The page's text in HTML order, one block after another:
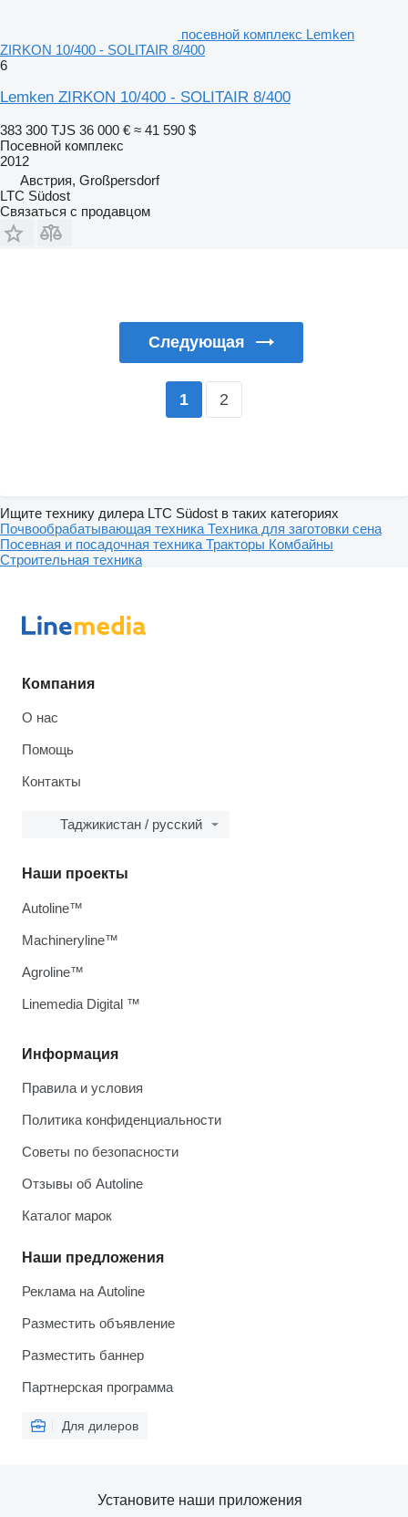
посевной комплекс Lemken
ZIRKON 10/400 - SOLITAIR 8/400
6
Lemken ZIRKON 10/400 - SOLITAIR 8/400
383 300 TJS 36 000 € ≈ 41 590 $
Посевной комплекс
2012
Австрия, Großpersdorf
LTC Südost
Связаться с продавцом
Следующая
1 2
Ищите технику дилера LTC Südost в таких категориях
Почвообрабатывающая техника Техника для заготовки сена
Посевная и посадочная техника Тракторы Комбайны
Строительная техника
Компания
О нас
Помощь
Контакты
Таджикистан / русский
Информация
Правила и условия
Политика конфиденциальности
Советы по безопасности
Отзывы об Autoline
Каталог марок
Наши предложения
Реклама на Autoline
Разместить объявление
Разместить баннер
Партнерская программа
Для дилеров
Наши проекты
Autoline™
Machineryline™
Agroline™
Linemedia Digital ™
Установите наши приложения